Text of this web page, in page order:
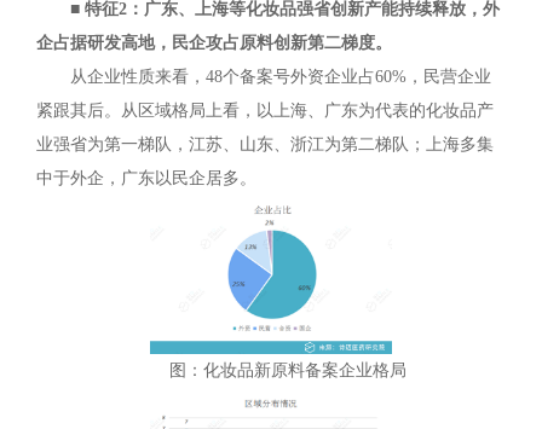
■ 特征2：广东、上海等化妆品强省创新产能持续释放，外
企占据研发高地，民企攻占原料创新第二梯度。
从企业性质来看，48个备案号外资企业占60%，民营企业
紧跟其后。从区域格局上看，以上海、广东为代表的化妆品产
业强省为第一梯队，江苏、山东、浙江为第二梯队；上海多集
中于外企，广东以民企居多。
图：化妆品新原料备案企业格局